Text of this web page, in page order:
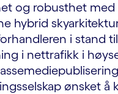
og robusthet med
hybrid
i stand
i nettrafikk i
ønsket å